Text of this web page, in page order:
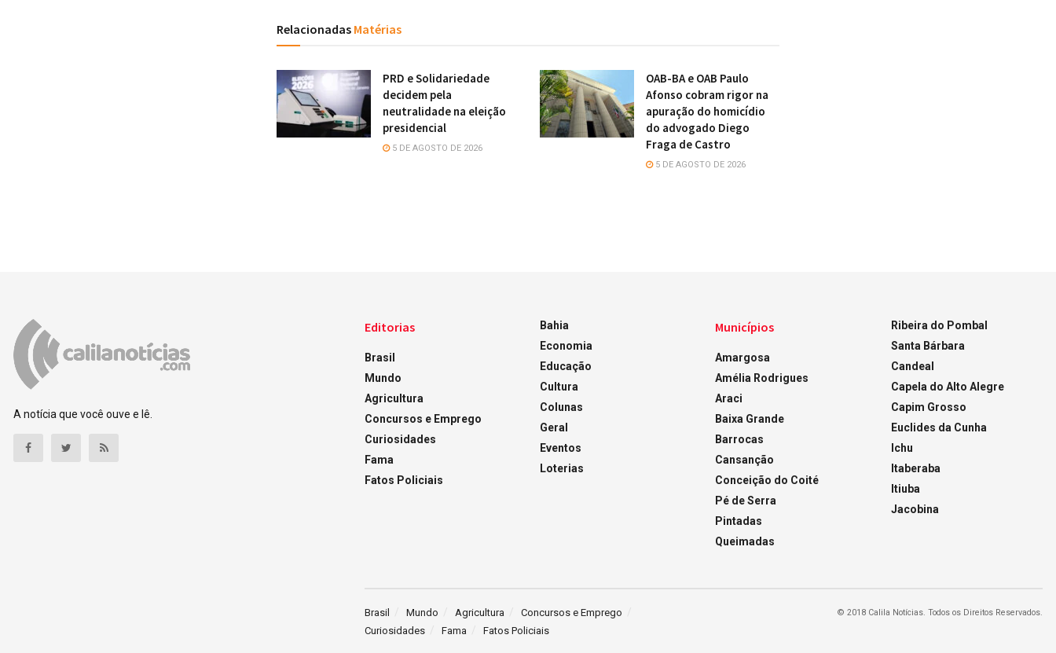
Relacionadas Matérias
PRD e Solidariedade
decidem pela
neutralidade na eleição
presidencial
5 DE AGOSTO DE 2026
OAB-BA e OAB Paulo
Afonso cobram rigor na
apuração do homicídio
do advogado Diego
Fraga de Castro
5 DE AGOSTO DE 2026
A notícia que você ouve e lê.
Editorias
Brasil
Mundo
Agricultura
Concursos e Emprego
Curiosidades
Fama
Fatos Policiais
Bahia
Economia
Educação
Cultura
Colunas
Geral
Eventos
Loterias
Municípios
Amargosa
Amélia Rodrigues
Araci
Baixa Grande
Barrocas
Cansanção
Conceição do Coité
Pé de Serra
Pintadas
Queimadas
Ribeira do Pombal
Santa Bárbara
Candeal
Capela do Alto Alegre
Capim Grosso
Euclides da Cunha
Ichu
Itaberaba
Itiuba
Jacobina
Brasil Mundo Agricultura
Concursos e Emprego
Curiosidades
Fama Fatos Policiais
© 2018 Calila Notícias. Todos os Direitos Reservados.